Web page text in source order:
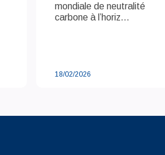
mondiale de neutralité
carbone à l’horiz...
18/02/2026